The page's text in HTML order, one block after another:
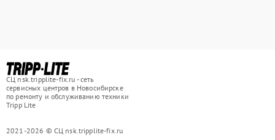
СЦ nsk.tripplite-fix.ru - сеть
сервисных центров в Новосибирске
по ремонту и обслуживанию техники
Tripp Lite
2021-2026 © СЦ nsk.tripplite-fix.ru